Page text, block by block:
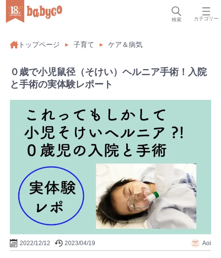
検索 カテゴリー
トップページ 子育て ケア＆病気
０歳で小児鼠径（そけい）ヘルニア手術！入院
と手術の実体験レポート
2022/12/12 2023/04/19 Aoi